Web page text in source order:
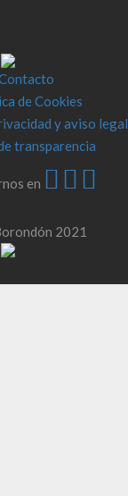
de Cookies
y aviso legal
transparencia
en
2021